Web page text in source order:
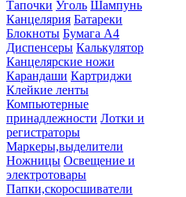
Тапочки Уголь Шампунь
Канцелярия Батареки
Блокноты Бумага А4
Диспенсеры Калькулятор
Канцелярские ножи
Карандаши Картриджи
Клейкие ленты
Компьютерные
принадлежности Лотки и
регистраторы
Маркеры,выделители
Ножницы Освещение и
электротовары
Папки,скоросшиватели